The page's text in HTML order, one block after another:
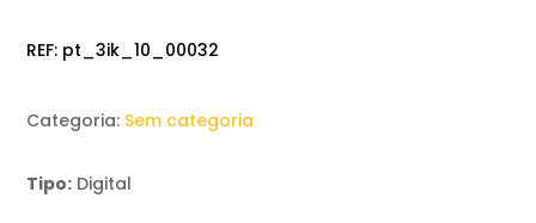
REF: pt_3ik_10_00032
Categoria: Sem categoria
Tipo: Digital